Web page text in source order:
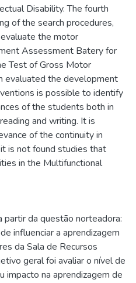
Disability. The fourth
of the search procedures,
the motor
Assessment Batery for
Test of Gross Motor
evaluated the development
is possible to identify
of the students both in
and writing. It is
of the continuity in
is not found studies that
in the Multifunctional
da questão norteadora:
influenciar a aprendizagem
da Sala de Recursos
geral foi avaliar o nível de
na aprendizagem de